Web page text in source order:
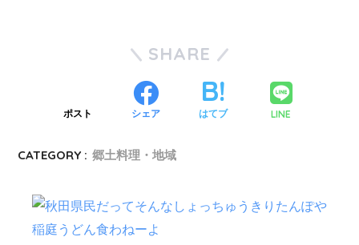
SHARE
ポスト シェア はてブ LINE
CATEGORY : 郷土料理・地域